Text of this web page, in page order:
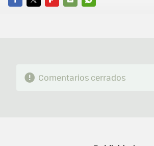
FACEBOOK
TWITTERFLIPBOARD
E-
WHATSAPP
Comentarios cerrados